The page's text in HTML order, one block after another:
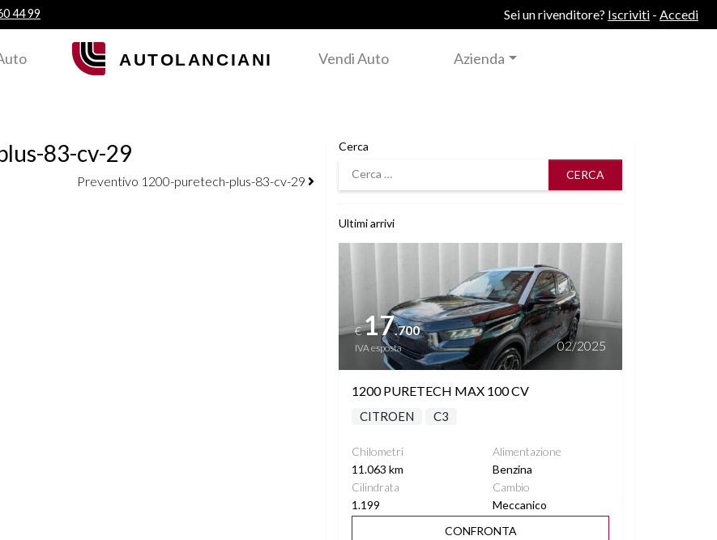
44 99 Sei un rivenditore? Iscriviti - Accedi
Vendi Auto Azienda
83-cv-29
Preventivo 1200-puretech-plus-83-cv-29
Cerca
Cerca
Ultimi arrivi
Vedi dettagli
€17.700
IVA esposta 02/2025
1200 PURETECH MAX 100 CV
CITROEN C3
Chilometri
11.063 km
Alimentazione
Benzina
Cilindrata
1.199
Cambio
Meccanico
CONFRONTA